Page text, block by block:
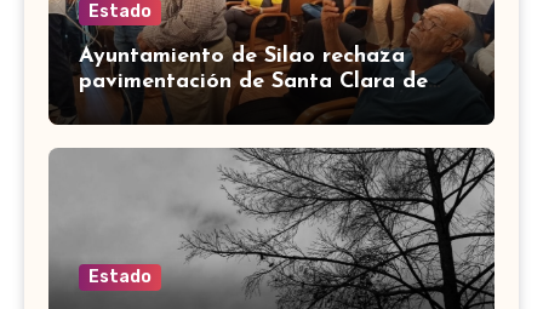
Estado
Ayuntamiento de Silao rechaza
pavimentación de Santa Clara de
Marines
Estado